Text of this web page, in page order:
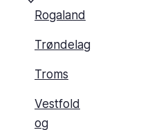
Rogaland
Trøndelag
Troms
Vestfold
og